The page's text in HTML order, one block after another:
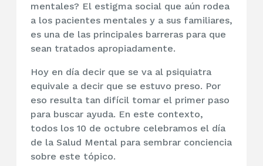
mentales? El estigma social que aún rodea
a los pacientes mentales y a sus familiares,
es una de las principales barreras para que
sean tratados apropiadamente.
Hoy en día decir que se va al psiquiatra
equivale a decir que se estuvo preso. Por
eso resulta tan difícil tomar el primer paso
para buscar ayuda. En este contexto,
todos los 10 de octubre celebramos el día
de la Salud Mental para sembrar conciencia
sobre este tópico.